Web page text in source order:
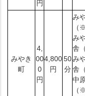
円
みやき
町
4,
00
0
円
4,800
円
50
分
み
（
み
舎
み
舎
中
（